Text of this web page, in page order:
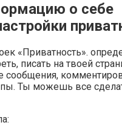
о себе
«Приватность».
писать на твоей
сообщения,
Ты можешь все